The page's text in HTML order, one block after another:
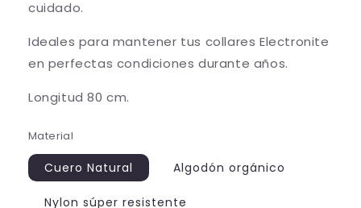
cuidado.
Ideales para mantener tus collares Electronite
en perfectas condiciones durante años.
Longitud 80 cm.
Material
Cuero Natural Algodón orgánico
Nylon súper resistente